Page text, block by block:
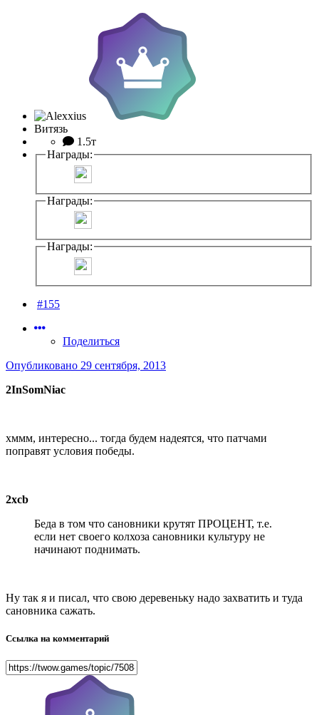
Витязь
1.5т
Награды:
Награды:
Награды:
#155
Поделиться
Опубликовано 29 сентября, 2013
2InSomNiac
хммм, интересно... тогда будем надеятся, что патчами
поправят условия победы.
2xcb
Беда в том что сановники крутят ПРОЦЕНТ, т.е.
если нет своего колхоза сановники культуру не
начинают поднимать.
Ну так я и писал, что свою деревеньку надо захватить и туда
сановника сажать.
Ссылка на комментарий